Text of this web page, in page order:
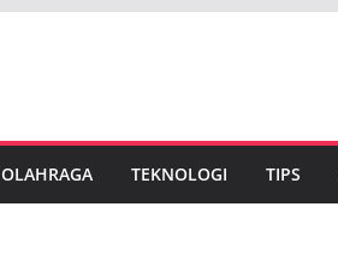
OLAHRAGA TEKNOLOGI TIPS